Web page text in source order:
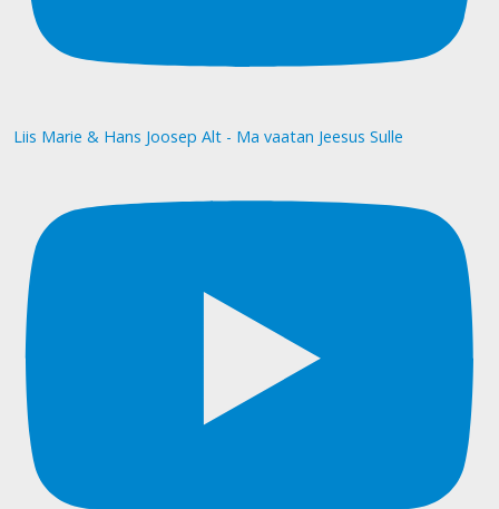
Liis Marie & Hans Joosep Alt - Ma vaatan Jeesus Sulle